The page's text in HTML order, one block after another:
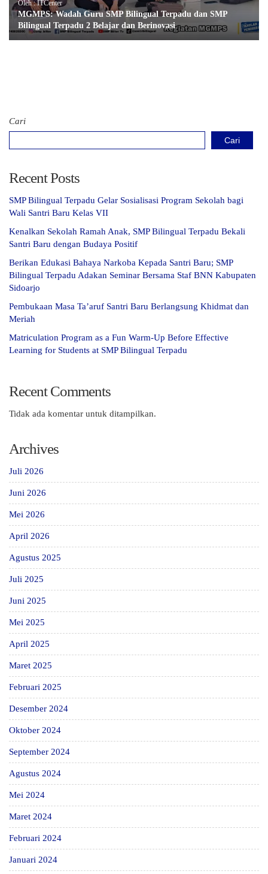
Oleh : ITCenter
MGMPS: Wadah Guru SMP Bilingual Terpadu dan SMP
Bilingual Terpadu 2 Belajar dan Berinovasi
Cari
Cari
Recent Posts
SMP Bilingual Terpadu Gelar Sosialisasi Program Sekolah bagi
Wali Santri Baru Kelas VII
Kenalkan Sekolah Ramah Anak, SMP Bilingual Terpadu Bekali
Santri Baru dengan Budaya Positif
Berikan Edukasi Bahaya Narkoba Kepada Santri Baru; SMP
Bilingual Terpadu Adakan Seminar Bersama Staf BNN Kabupaten
Sidoarjo
Pembukaan Masa Ta’aruf Santri Baru Berlangsung Khidmat dan
Meriah
Matriculation Program as a Fun Warm-Up Before Effective
Learning for Students at SMP Bilingual Terpadu
Recent Comments
Tidak ada komentar untuk ditampilkan.
Archives
Juli 2026
Juni 2026
Mei 2026
April 2026
Agustus 2025
Juli 2025
Juni 2025
Mei 2025
April 2025
Maret 2025
Februari 2025
Desember 2024
Oktober 2024
September 2024
Agustus 2024
Mei 2024
Maret 2024
Februari 2024
Januari 2024